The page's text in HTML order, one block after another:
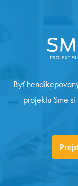
Byť
projektu Sme